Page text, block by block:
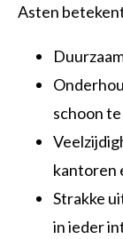
Asten
schoon
kantoren
Strakke
in ieder